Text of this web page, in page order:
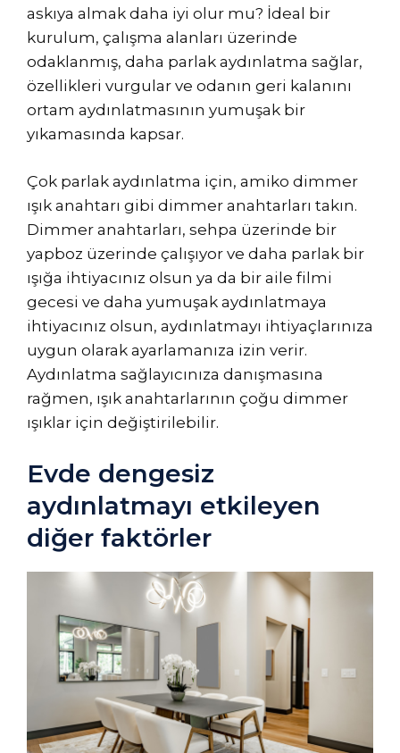
askıya almak daha iyi olur mu? İdeal bir
kurulum, çalışma alanları üzerinde
odaklanmış, daha parlak aydınlatma sağlar,
özellikleri vurgular ve odanın geri kalanını
ortam aydınlatmasının yumuşak bir
yıkamasında kapsar.
Çok parlak aydınlatma için, amiko dimmer
ışık anahtarı gibi dimmer anahtarları takın.
Dimmer anahtarları, sehpa üzerinde bir
yapboz üzerinde çalışıyor ve daha parlak bir
ışığa ihtiyacınız olsun ya da bir aile filmi
gecesi ve daha yumuşak aydınlatmaya
ihtiyacınız olsun, aydınlatmayı ihtiyaçlarınıza
uygun olarak ayarlamanıza izin verir.
Aydınlatma sağlayıcınıza danışmasına
rağmen, ışık anahtarlarının çoğu dimmer
ışıklar için değiştirilebilir.
Evde dengesiz
aydınlatmayı etkileyen
diğer faktörler